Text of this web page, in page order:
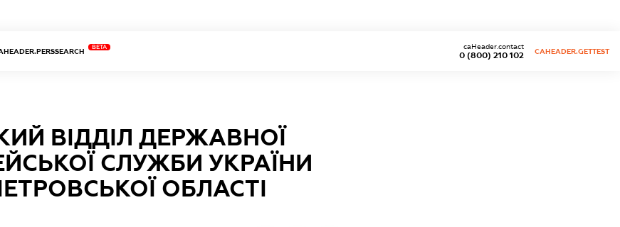
BETA
0 (800) 210 102
caHeader.contact
CAHEADER.GETTEST
ВІДДІЛ ДЕРЖАВНОЇ
СЛУЖБИ УКРАЇНИ
ОБЛАСТІ